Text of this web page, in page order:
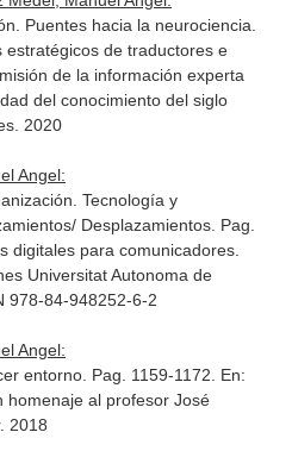
Puentes hacia la neurociencia.
estratégicos de traductores e
de la información experta
del conocimiento del siglo
2020
Angel:
Tecnología y
Desplazamientos. Pag.
digitales para comunicadores.
Universitat Autonoma de
978-84-948252-6-2
Angel:
entorno. Pag. 1159-1172. En:
homenaje al profesor José
2018